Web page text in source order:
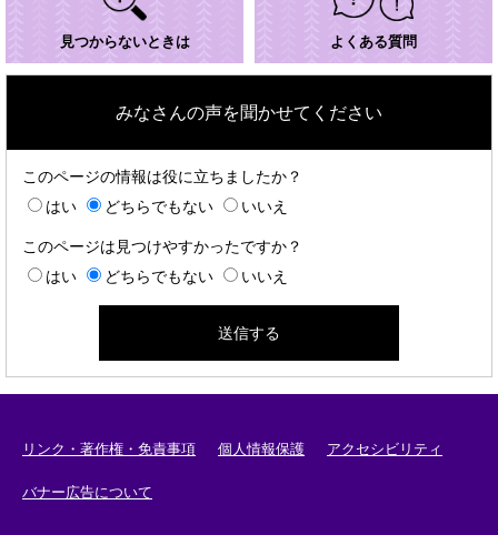
見つからないときは よくある質問
みなさんの声を聞かせてください
このページの情報は役に立ちましたか？
はい
どちらでもない いいえ
このページは見つけやすかったですか？
はい
どちらでもない いいえ
リンク・著作権・免責事項 個人情報保護 アクセシビリティ
バナー広告について